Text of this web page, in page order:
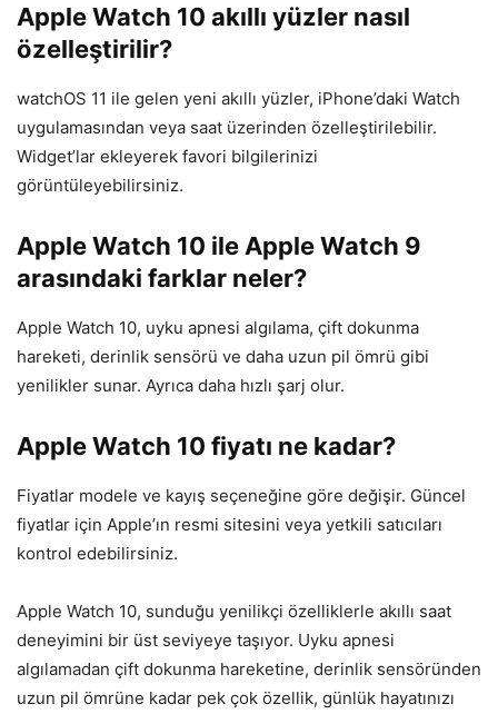
Apple Watch 10 akıllı yüzler nasıl
özelleştirilir?
watchOS 11 ile gelen yeni akıllı yüzler, iPhone’daki Watch
uygulamasından veya saat üzerinden özelleştirilebilir.
Widget’lar ekleyerek favori bilgilerinizi
görüntüleyebilirsiniz.
Apple Watch 10 ile Apple Watch 9
arasındaki farklar neler?
Apple Watch 10, uyku apnesi algılama, çift dokunma
hareketi, derinlik sensörü ve daha uzun pil ömrü gibi
yenilikler sunar. Ayrıca daha hızlı şarj olur.
Apple Watch 10 fiyatı ne kadar?
Fiyatlar modele ve kayış seçeneğine göre değişir. Güncel
fiyatlar için Apple’ın resmi sitesini veya yetkili satıcıları
kontrol edebilirsiniz.
Apple Watch 10, sunduğu yenilikçi özelliklerle akıllı saat
deneyimini bir üst seviyeye taşıyor. Uyku apnesi
algılamadan çift dokunma hareketine, derinlik sensöründen
uzun pil ömrüne kadar pek çok özellik, günlük hayatınızı